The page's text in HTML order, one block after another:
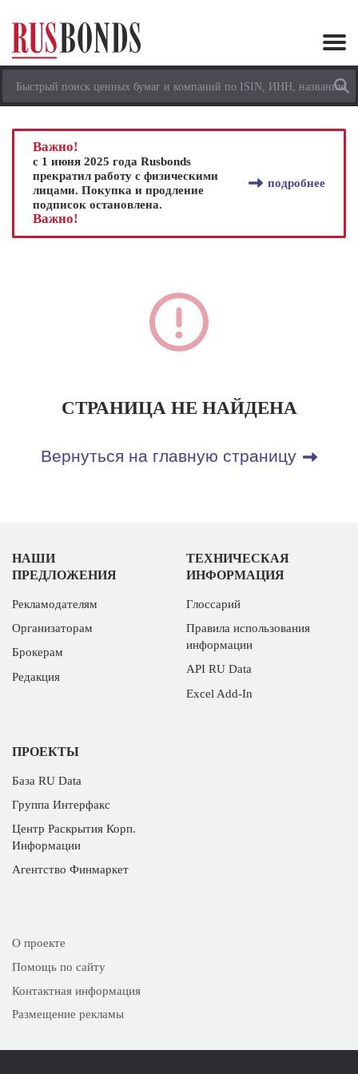
Важно!
с 1 июня 2025 года Rusbonds
прекратил работу с физическими
лицами. Покупка и продление
подписок остановлена.
подробнее
Важно!
СТРАНИЦА НЕ НАЙДЕНА
Вернуться на главную страницу
НАШИ
ПРЕДЛОЖЕНИЯ
Рекламодателям
Организаторам
Брокерам
Редакция
ТЕХНИЧЕСКАЯ
ИНФОРМАЦИЯ
Глоссарий
Правила использования
информации
API RU Data
Excel Add-In
ПРОЕКТЫ
База RU Data
Группа Интерфакс
Центр Раскрытия Корп.
Информации
Агентство Финмаркет
О проекте
Помощь по сайту
Контактная информация
Размещение рекламы